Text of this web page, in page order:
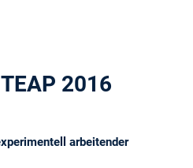
2016
arbeitender